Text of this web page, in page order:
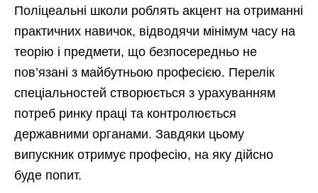
Поліцеальні школи роблять акцент на отриманні
практичних навичок, відводячи мінімум часу на
теорію і предмети, що безпосередньо не
пов’язані з майбутньою професією. Перелік
спеціальностей створюється з урахуванням
потреб ринку праці та контролюється
державними органами. Завдяки цьому
випускник отримує професію, на яку дійсно
буде попит.